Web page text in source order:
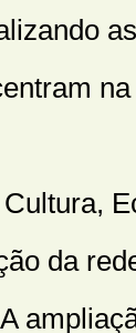
da